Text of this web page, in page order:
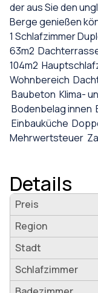
der aus Sie den
Berge genießen
1 Schlafzimmer
63m2
104m2
Wohnbereich
Baubeton Klima-
Bodenbelag innen
Einbauküche
Mehrwertsteuer
Details
Preis
Region
Stadt
Schlafzimmer